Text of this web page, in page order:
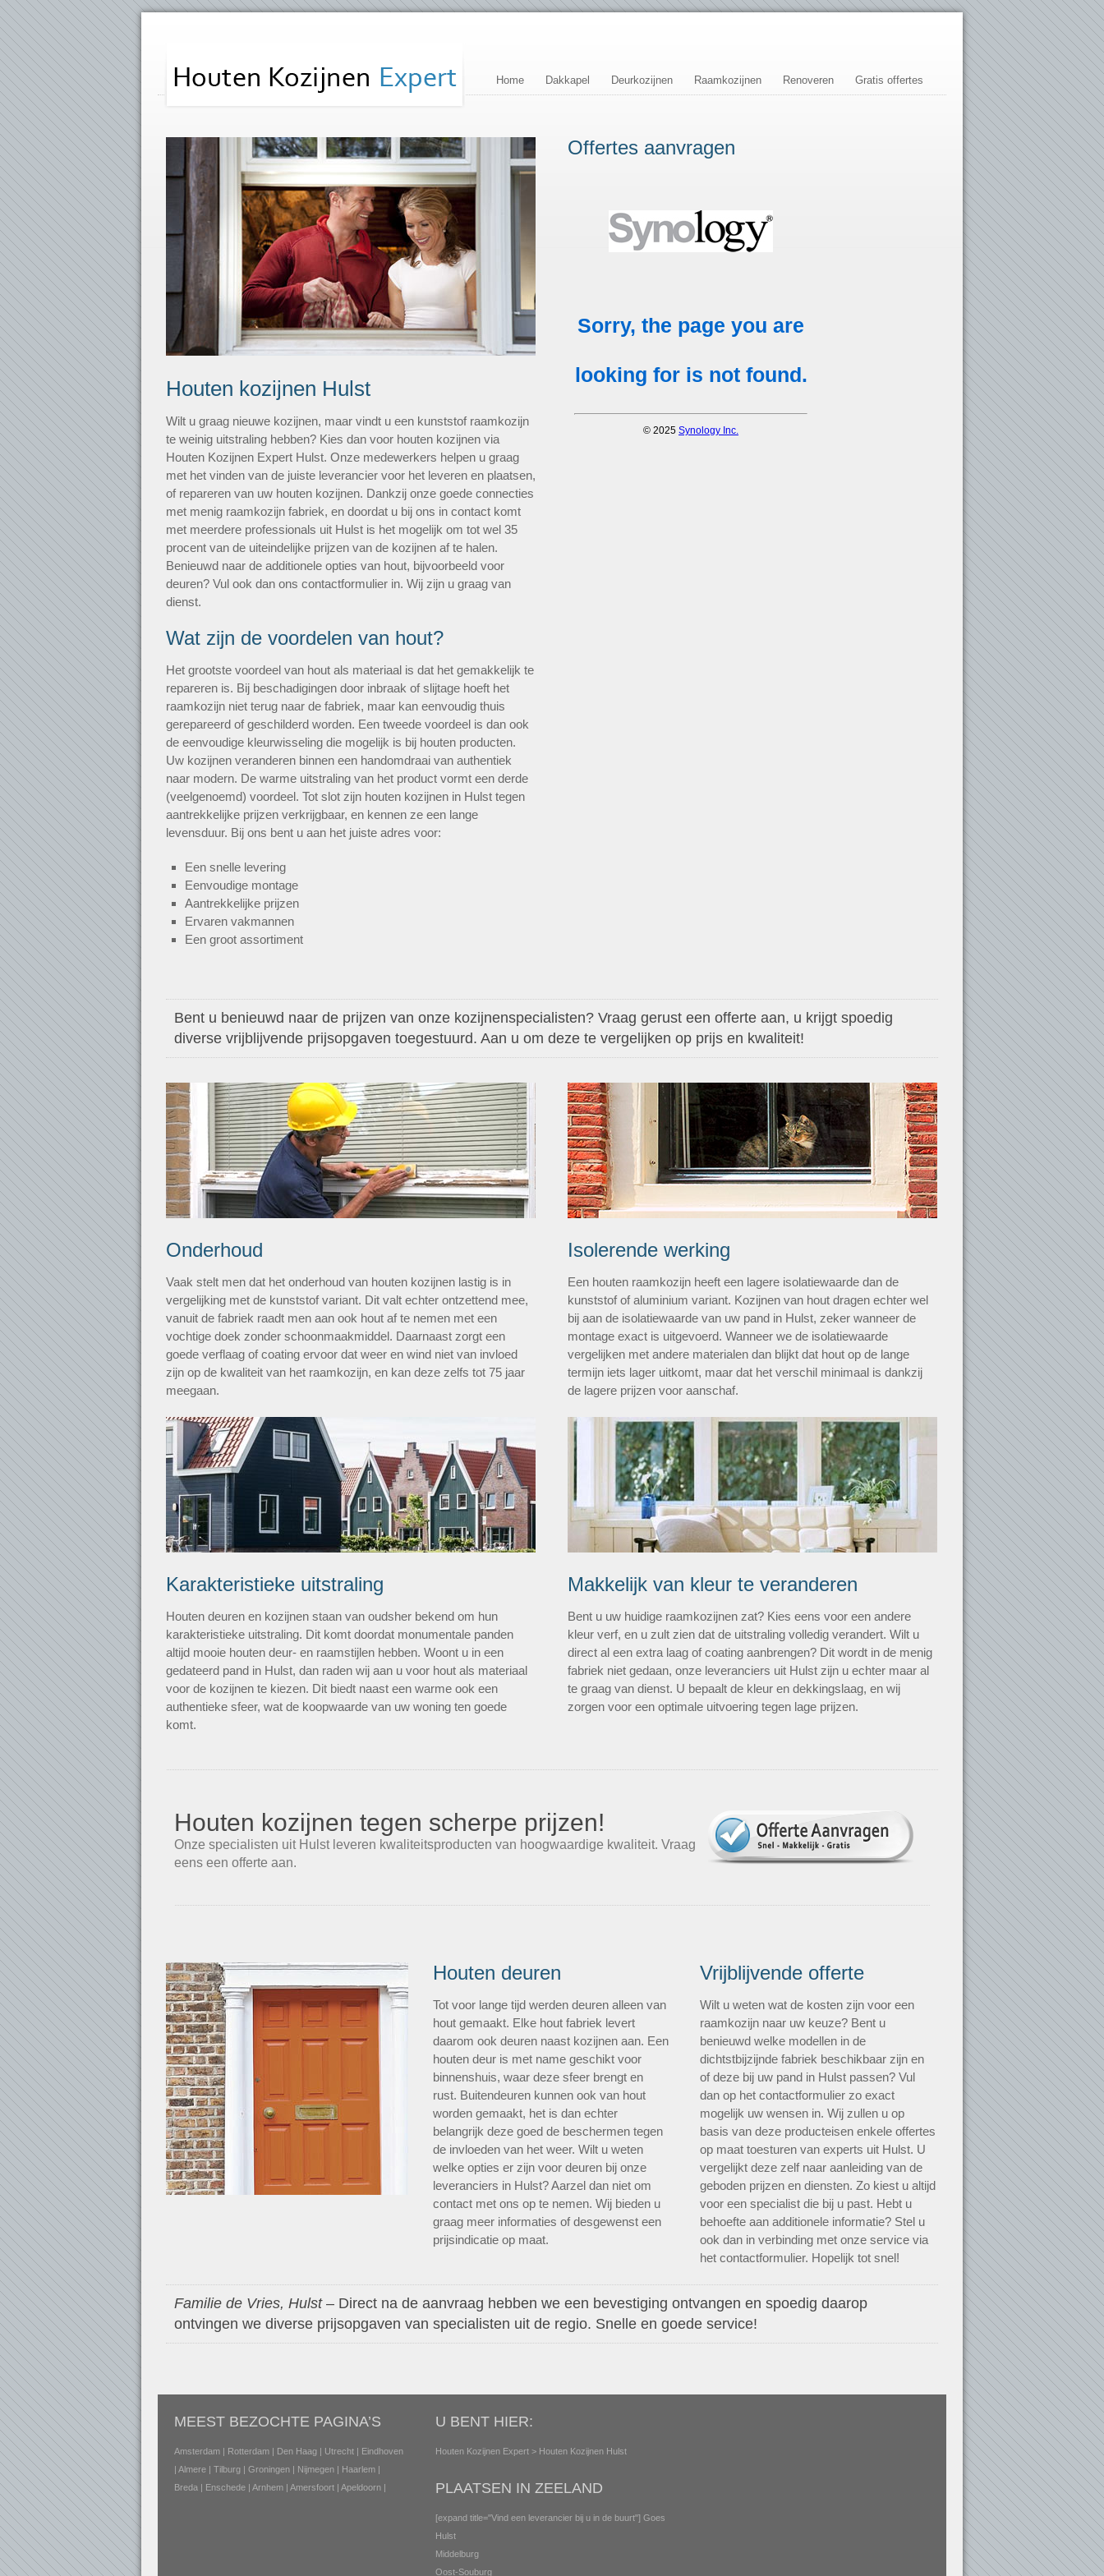
Home Dakkapel Deurkozijnen Raamkozijnen Renoveren Gratis offertes
Houten kozijnen Hulst
Wilt u graag nieuwe kozijnen, maar vindt u een kunststof raamkozijn
te weinig uitstraling hebben? Kies dan voor houten kozijnen via
Houten Kozijnen Expert Hulst. Onze medewerkers helpen u graag
met het vinden van de juiste leverancier voor het leveren en plaatsen,
of repareren van uw houten kozijnen. Dankzij onze goede connecties
met menig raamkozijn fabriek, en doordat u bij ons in contact komt
met meerdere professionals uit Hulst is het mogelijk om tot wel 35
procent van de uiteindelijke prijzen van de kozijnen af te halen.
Benieuwd naar de additionele opties van hout, bijvoorbeeld voor
deuren? Vul ook dan ons contactformulier in. Wij zijn u graag van
dienst.
Wat zijn de voordelen van hout?
Het grootste voordeel van hout als materiaal is dat het gemakkelijk te
repareren is. Bij beschadigingen door inbraak of slijtage hoeft het
raamkozijn niet terug naar de fabriek, maar kan eenvoudig thuis
gerepareerd of geschilderd worden. Een tweede voordeel is dan ook
de eenvoudige kleurwisseling die mogelijk is bij houten producten.
Uw kozijnen veranderen binnen een handomdraai van authentiek
naar modern. De warme uitstraling van het product vormt een derde
(veelgenoemd) voordeel. Tot slot zijn houten kozijnen in Hulst tegen
aantrekkelijke prijzen verkrijgbaar, en kennen ze een lange
levensduur. Bij ons bent u aan het juiste adres voor:
Een snelle levering
Eenvoudige montage
Aantrekkelijke prijzen
Ervaren vakmannen
Een groot assortiment
Offertes aanvragen
Bent u benieuwd naar de prijzen van onze kozijnenspecialisten? Vraag gerust een offerte aan, u krijgt spoedig
diverse vrijblijvende prijsopgaven toegestuurd. Aan u om deze te vergelijken op prijs en kwaliteit!
Onderhoud
Vaak stelt men dat het onderhoud van houten kozijnen lastig is in
vergelijking met de kunststof variant. Dit valt echter ontzettend mee,
vanuit de fabriek raadt men aan ook hout af te nemen met een
vochtige doek zonder schoonmaakmiddel. Daarnaast zorgt een
goede verflaag of coating ervoor dat weer en wind niet van invloed
zijn op de kwaliteit van het raamkozijn, en kan deze zelfs tot 75 jaar
meegaan.
Isolerende werking
Een houten raamkozijn heeft een lagere isolatiewaarde dan de
kunststof of aluminium variant. Kozijnen van hout dragen echter wel
bij aan de isolatiewaarde van uw pand in Hulst, zeker wanneer de
montage exact is uitgevoerd. Wanneer we de isolatiewaarde
vergelijken met andere materialen dan blijkt dat hout op de lange
termijn iets lager uitkomt, maar dat het verschil minimaal is dankzij
de lagere prijzen voor aanschaf.
Karakteristieke uitstraling
Houten deuren en kozijnen staan van oudsher bekend om hun
karakteristieke uitstraling. Dit komt doordat monumentale panden
altijd mooie houten deur- en raamstijlen hebben. Woont u in een
gedateerd pand in Hulst, dan raden wij aan u voor hout als materiaal
voor de kozijnen te kiezen. Dit biedt naast een warme ook een
authentieke sfeer, wat de koopwaarde van uw woning ten goede
komt.
Makkelijk van kleur te veranderen
Bent u uw huidige raamkozijnen zat? Kies eens voor een andere
kleur verf, en u zult zien dat de uitstraling volledig verandert. Wilt u
direct al een extra laag of coating aanbrengen? Dit wordt in de menig
fabriek niet gedaan, onze leveranciers uit Hulst zijn u echter maar al
te graag van dienst. U bepaalt de kleur en dekkingslaag, en wij
zorgen voor een optimale uitvoering tegen lage prijzen.
Houten kozijnen tegen scherpe prijzen!
Onze specialisten uit Hulst leveren kwaliteitsproducten van hoogwaardige kwaliteit. Vraag
eens een offerte aan.
Houten deuren
Tot voor lange tijd werden deuren alleen van
hout gemaakt. Elke hout fabriek levert
daarom ook deuren naast kozijnen aan. Een
houten deur is met name geschikt voor
binnenshuis, waar deze sfeer brengt en
rust. Buitendeuren kunnen ook van hout
worden gemaakt, het is dan echter
belangrijk deze goed de beschermen tegen
de invloeden van het weer. Wilt u weten
welke opties er zijn voor deuren bij onze
leveranciers in Hulst? Aarzel dan niet om
contact met ons op te nemen. Wij bieden u
graag meer informaties of desgewenst een
prijsindicatie op maat.
Vrijblijvende offerte
Wilt u weten wat de kosten zijn voor een
raamkozijn naar uw keuze? Bent u
benieuwd welke modellen in de
dichtstbijzijnde fabriek beschikbaar zijn en
of deze bij uw pand in Hulst passen? Vul
dan op het contactformulier zo exact
mogelijk uw wensen in. Wij zullen u op
basis van deze producteisen enkele offertes
op maat toesturen van experts uit Hulst. U
vergelijkt deze zelf naar aanleiding van de
geboden prijzen en diensten. Zo kiest u altijd
voor een specialist die bij u past. Hebt u
behoefte aan additionele informatie? Stel u
ook dan in verbinding met onze service via
het contactformulier. Hopelijk tot snel!
Familie de Vries, Hulst– Direct na de aanvraag hebben we een bevestiging ontvangen en spoedig daarop
ontvingen we diverse prijsopgaven van specialisten uit de regio. Snelle en goede service!
MEEST BEZOCHTE PAGINA’S
Amsterdam | Rotterdam | Den Haag | Utrecht | Eindhoven
| Almere | Tilburg | Groningen | Nijmegen | Haarlem |
Breda | Enschede | Arnhem | Amersfoort | Apeldoorn |
U BENT HIER:
Houten Kozijnen Expert > Houten Kozijnen Hulst
PLAATSEN IN ZEELAND
[expand title="Vind een leverancier bij u in de buurt"] Goes
Hulst
Middelburg
Oost-Souburg